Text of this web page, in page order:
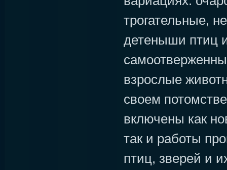
трогательные,
детеныши птиц
взрослые
своем
включены как
так и работы
птиц, зверей и